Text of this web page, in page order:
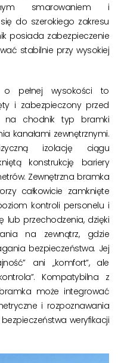
smarowaniem i
do szerokiego zakresu
posiada zabezpieczenie
stabilnie przy wysokiej
pełnej wysokości to
i zabezpieczony przed
na chodnik typ bramki
kanałami zewnętrznymi.
izolację ciągu
konstrukcję bariery
Zewnętrzna bramka
całkowicie zamknięte
kontroli personelu i
lub przechodzenia, dzięki
na zewnątrz, gdzie
bezpieczeństwa. Jej
ani „komfort”, ale
Kompatybilna z
może integrować
i rozpoznawania
weryfikacji